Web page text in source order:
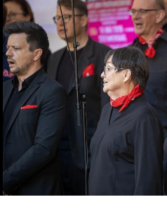
09.05.2026
econet 2026 Wirtschaft.
Recht. Sicherheit
06.05.2026
Lendwirbel das
Straßenfest 2026
04.05.2026
Rund tausend Teilnehmer
beim Maiaufmarsch der
SPÖ in Graz